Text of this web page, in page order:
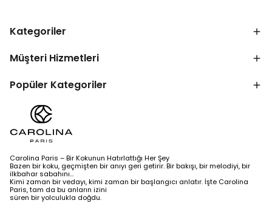
Kategoriler
Müşteri Hizmetleri
Popüler Kategoriler
Carolina Paris – Bir Kokunun Hatırlattığı Her Şey
Bazen bir koku, geçmişten bir anıyı geri getirir. Bir bakışı, bir melodiyi, bir
ilkbahar sabahını…
Kimi zaman bir vedayı, kimi zaman bir başlangıcı anlatır. İşte Carolina
Paris, tam da bu anların izini
süren bir yolculukla doğdu.